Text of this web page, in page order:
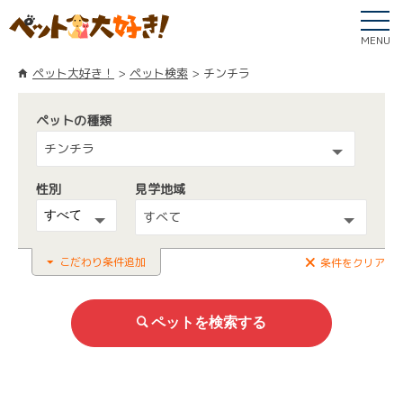
MENU
ペット大好き！ ペット検索 チンチラ
ペットの種類
チンチラ
性別
見学地域
すべて
こだわり条件追加 条件をクリア